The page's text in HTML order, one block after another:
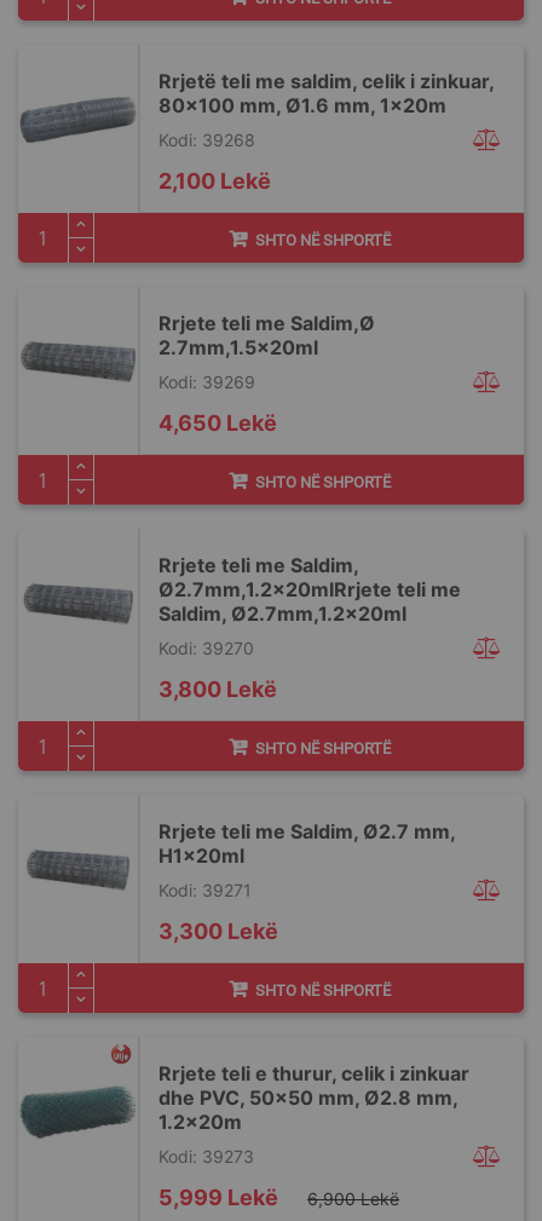
Rrjetë teli me saldim, celik i zinkuar,
80x100 mm, Ø1.6 mm, 1x20m
Kodi: 39268
2,100 Lekë
SHTO NË SHPORTË
Rrjete teli me Saldim,Ø
2.7mm,1.5x20ml
Kodi: 39269
4,650 Lekë
SHTO NË SHPORTË
Rrjete teli me Saldim,
Ø2.7mm,1.2x20mlRrjete teli me
Saldim, Ø2.7mm,1.2x20ml
Kodi: 39270
3,800 Lekë
SHTO NË SHPORTË
Rrjete teli me Saldim, Ø2.7 mm,
H1x20ml
Kodi: 39271
3,300 Lekë
SHTO NË SHPORTË
Rrjete teli e thurur, celik i zinkuar
dhe PVC, 50x50 mm, Ø2.8 mm,
1.2x20m
Kodi: 39273
Special
Price
5,999 Lekë 6,900 Lekë